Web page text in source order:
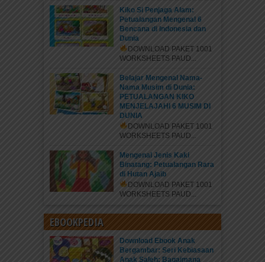
Kiko Si Penjaga Alam:
Petualangan Mengenal 6
Bencana di Indonesia dan
Dunia
DOWNLOAD PAKET 1001
WORKSHEETS PAUD...
Belajar Mengenal Nama-
Nama Musim di Dunia:
PETUALANGAN KIKO
MENJELAJAHI 6 MUSIM DI
DUNIA
DOWNLOAD PAKET 1001
WORKSHEETS PAUD...
Mengenal Jenis Kaki
Binatang: Petualangan Rara
di Hutan Ajaib
DOWNLOAD PAKET 1001
WORKSHEETS PAUD...
EBOOKPEDIA
Download Ebook Anak
Bergambar: Seri Kebiasaan
Anak Saleh; Bagaimana